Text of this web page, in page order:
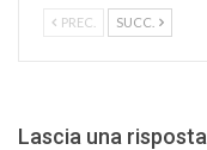
PREC. SUCC.
Lascia una risposta